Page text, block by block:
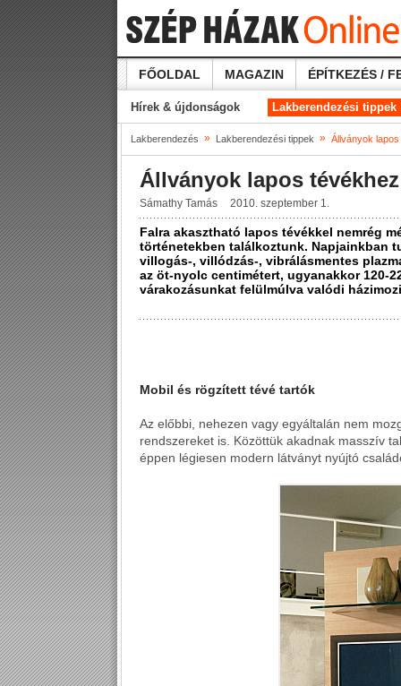
FŐOLDAL MAGAZIN ÉPÍTKEZÉS /
Hírek & újdonságok Lakberendezési tippek
Lakberendezés » Lakberendezési tippek » Állványok
Állványok lapos
Sámathy Tamás 2010. szeptember 1.
Falra akasztható lapos tévékkel nemrég
történetekben találkoztunk. Napjainkban
villogás-, villódzás-, vibrálásmentes
az öt-nyolc centimétert, ugyanakkor 120-
várakozásunkat felülmúlva valódi
Mobil és rögzített tévé tartók
Az előbbi, nehezen vagy egyáltalán nem
rendszereket is. Közöttük akadnak masszív
éppen légiesen modern látványt nyújtó